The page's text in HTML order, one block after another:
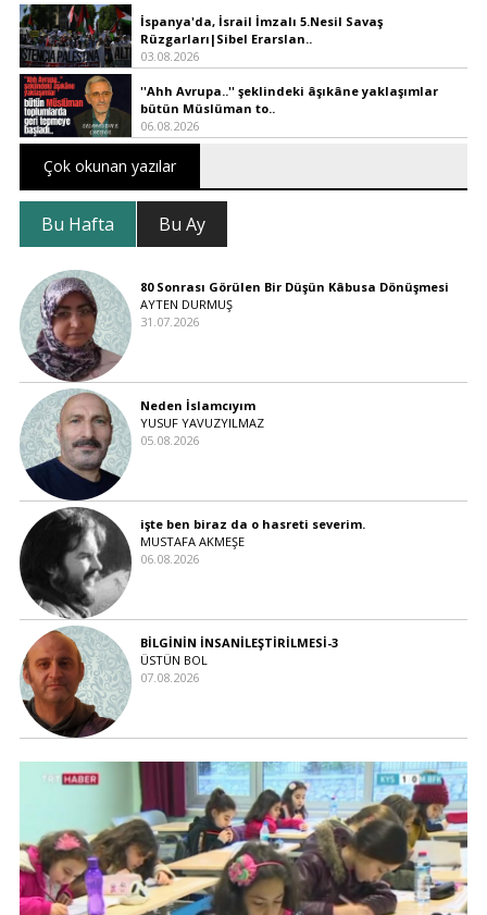
İspanya'da, İsrail İmzalı 5.Nesil Savaş
Rüzgarları|Sibel Erarslan..
03.08.2026
''Ahh Avrupa..'' şeklindeki âşıkâne yaklaşımlar
bütün Müslüman to..
06.08.2026
Çok okunan yazılar
Bu Hafta Bu Ay
80 Sonrası Görülen Bir Düşün Kâbusa Dönüşmesi
AYTEN DURMUŞ
31.07.2026
Neden İslamcıyım
YUSUF YAVUZYILMAZ
05.08.2026
işte ben biraz da o hasreti severim.
MUSTAFA AKMEŞE
06.08.2026
BİLGİNİN İNSANİLEŞTİRİLMESİ-3
ÜSTÜN BOL
07.08.2026